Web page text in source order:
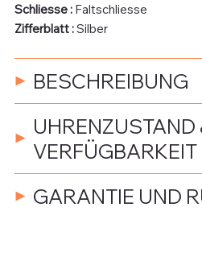
Schliesse :Faltschliesse
Zifferblatt :Silber
BESCHREIBUNG
UHRENZUSTAND
VERFÜGBARKEIT
GARANTIE UND